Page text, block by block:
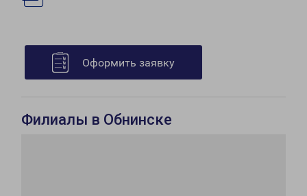
Оформить заявку
Филиалы в Обнинске